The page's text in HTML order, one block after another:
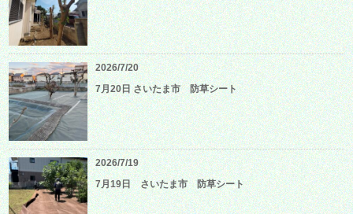
2026/7/20
7月20日 さいたま市 防草シート
2026/7/19
7月19日 さいたま市 防草シート